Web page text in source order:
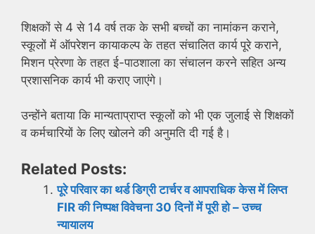
शिक्षकों से 4 से 14 वर्ष तक के सभी बच्चों का नामांकन कराने,
स्कूलों में ऑपरेशन कायाकल्प के तहत संचालित कार्य पूरे कराने,
मिशन प्रेरणा के तहत ई-पाठशाला का संचालन करने सहित अन्य
प्रशासनिक कार्य भी कराए जाएंगे।
उन्होंने बताया कि मान्यताप्राप्त स्कूलों को भी एक जुलाई से शिक्षकों
व कर्मचारियों के लिए खोलने की अनुमति दी गई है।
Related Posts:
पूरे परिवार का थर्ड डिग्री टार्चर व आपराधिक केस में लिप्त
FIR की निष्पक्ष विवेचना 30 दिनों में पूरी हो – उच्च
न्यायालय